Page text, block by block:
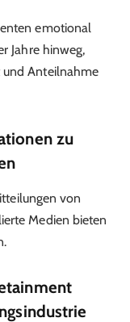
emotional
Jahre hinweg,
und Anteilnahme
zu
von
Medien bieten